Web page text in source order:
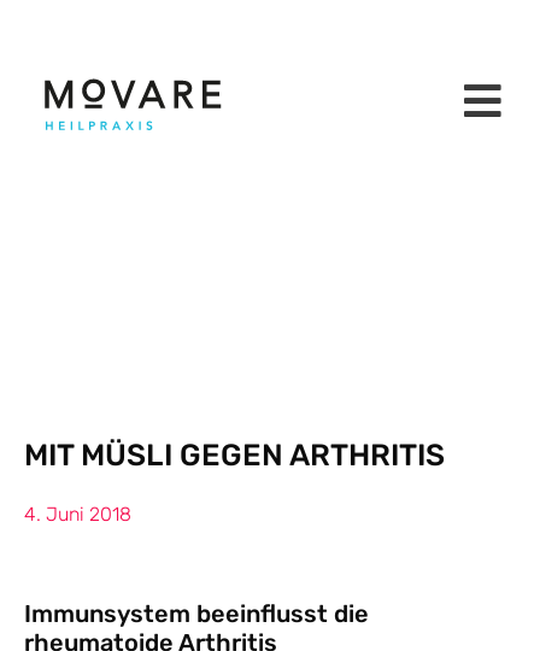
MIT MÜSLI GEGEN ARTHRITIS
4. Juni 2018
Immunsystem beeinflusst die
rheumatoide Arthritis